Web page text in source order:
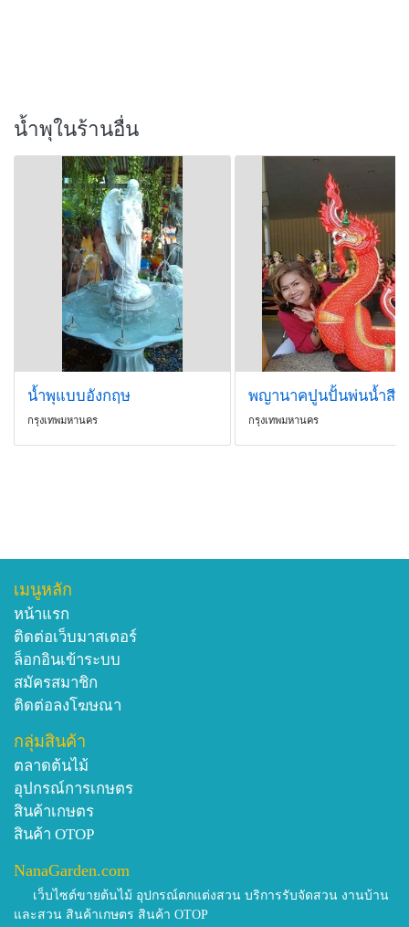
น้ำพุในร้านอื่น
น้ำพุแบบอังกฤษ
กรุงเทพมหานคร
พญานาคปูนปั้นพ่นน้ำสีแ
กรุงเทพมหานคร
เมนูหลัก
หน้าแรก
ติดต่อเว็บมาสเตอร์
ล็อกอินเข้าระบบ
สมัครสมาชิก
ติดต่อลงโฆษณา
กลุ่มสินค้า
ตลาดต้นไม้
อุปกรณ์การเกษตร
สินค้าเกษตร
สินค้า OTOP
NanaGarden.com
เว็บไซต์ขายต้นไม้ อุปกรณ์ตกแต่งสวน บริการรับจัดสวน งานบ้าน
และสวน สินค้าเกษตร สินค้า OTOP